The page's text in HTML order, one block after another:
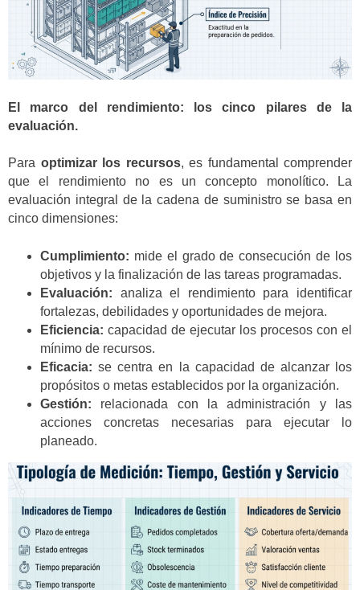
El marco del rendimiento: los cinco pilares de la
evaluación.
Para optimizar los recursos, es fundamental comprender
que el rendimiento no es un concepto monolítico. La
evaluación integral de la cadena de suministro se basa en
cinco dimensiones:
Cumplimiento: mide el grado de consecución de los
objetivos y la finalización de las tareas programadas.
Evaluación: analiza el rendimiento para identificar
fortalezas, debilidades y oportunidades de mejora.
Eficiencia: capacidad de ejecutar los procesos con el
mínimo de recursos.
Eficacia: se centra en la capacidad de alcanzar los
propósitos o metas establecidos por la organización.
Gestión: relacionada con la administración y las
acciones concretas necesarias para ejecutar lo
planeado.